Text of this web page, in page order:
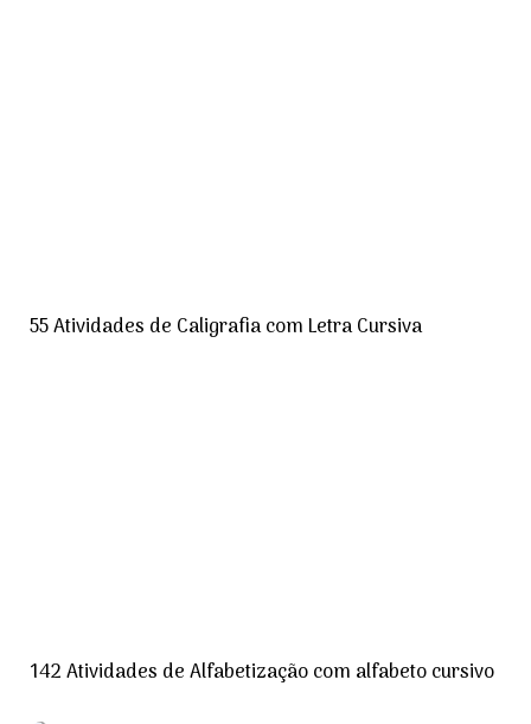
55 Atividades de Caligrafia com Letra Cursiva
142 Atividades de Alfabetização com alfabeto cursivo